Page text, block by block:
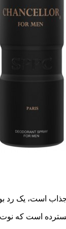
است، یک رد
است که